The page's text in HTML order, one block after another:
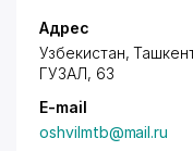
Адрес
Узбекистан,
ГУЗАЛ, 63
E-mail
oshvilmtb@mail.ru